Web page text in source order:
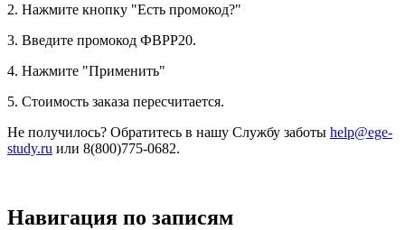
2. Нажмите кнопку "Есть промокод?"
3. Введите промокод ФВРР20.
4. Нажмите "Применить"
5. Стоимость заказа пересчитается.
Не получилось? Обратитесь в нашу Службу заботы help@ege-
study.ru или 8(800)775-0682.
Навигация по записям